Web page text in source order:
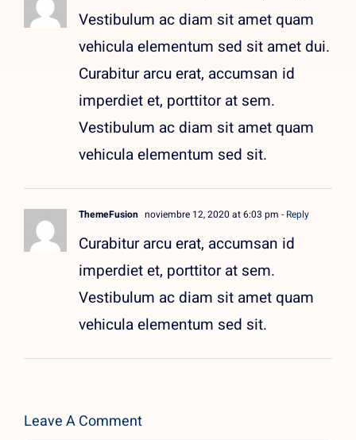
Vestibulum ac diam sit amet quam
vehicula elementum sed sit amet dui.
Curabitur arcu erat, accumsan id
imperdiet et, porttitor at sem.
Vestibulum ac diam sit amet quam
vehicula elementum sed sit.
ThemeFusion noviembre 12, 2020 at 6:03 pm - Reply
Curabitur arcu erat, accumsan id
imperdiet et, porttitor at sem.
Vestibulum ac diam sit amet quam
vehicula elementum sed sit.
Leave A Comment